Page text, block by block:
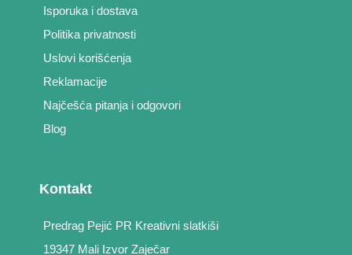
Isporuka i dostava
Politika privatnosti
Uslovi korišćenja
Reklamacije
Najčešća pitanja i odgovori
Blog
Kontakt
Predrag Pejić PR Kreativni slatkiši
19347 Mali Izvor Zaječar